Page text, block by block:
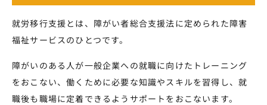
就労移行支援とは、障がい者総合支援法に定められた障害
福祉サービスのひとつです。
障がいのある人が一般企業への就職に向けたトレーニング
をおこない、働くために必要な知識やスキルを習得し、就
職後も職場に定着できるようサポートをおこないます。